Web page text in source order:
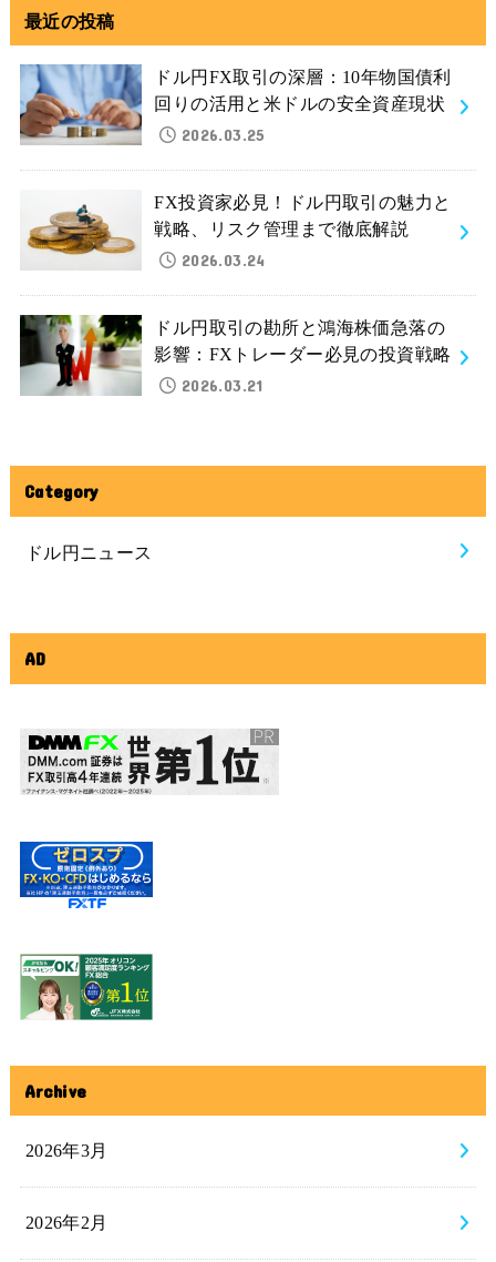
最近の投稿
ドル円FX取引の深層：10年物国債利
回りの活用と米ドルの安全資産現状
2026.03.25
FX投資家必見！ドル円取引の魅力と
戦略、リスク管理まで徹底解説
2026.03.24
ドル円取引の勘所と鴻海株価急落の
影響：FXトレーダー必見の投資戦略
2026.03.21
Category
ドル円ニュース
AD
Archive
2026年3月
2026年2月